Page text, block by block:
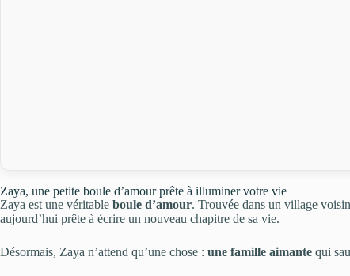
Zaya, une petite boule d’amour prête à illuminer votre vie
Zaya est une véritable boule d’amour. Trouvée dans un village
aujourd’hui prête à écrire un nouveau chapitre de sa vie.
Désormais, Zaya n’attend qu’une chose : une famille aimante qui